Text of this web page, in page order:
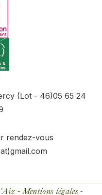
(Lot - 46)05 65 24
rendez-vous
-Mentions légales-